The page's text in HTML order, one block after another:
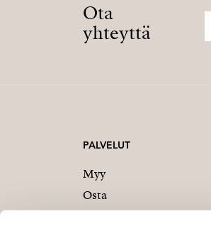
Ota
yhteyttä
PALVELUT
Myy
Osta